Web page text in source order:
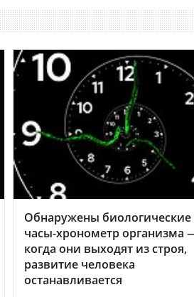
Обнаружены биологические
часы-хронометр организма
когда они выходят из строя,
развитие человека
останавливается